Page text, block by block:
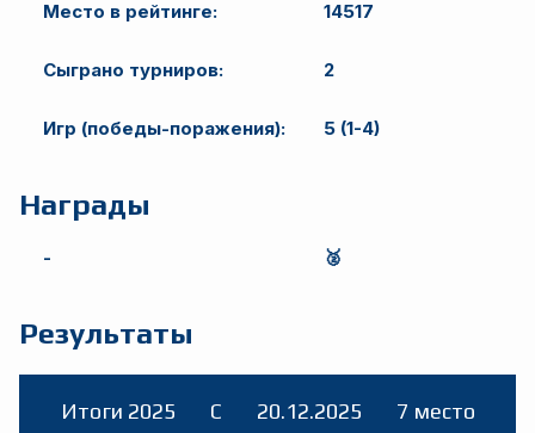
Место в рейтинге: 14517
Сыграно турниров: 2
Игр (победы-поражения): 5 (1-4)
Награды
- 🥈
Результаты
Итоги 2025 C 20.12.2025 7 место